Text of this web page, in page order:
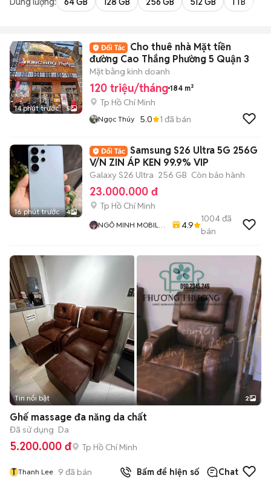
14 phút trước 5
Cho thuê nhà Mặt tiền
đường Cao Thắng Phường 5 Quận 3
Mặt bằng kinh doanh
120 triệu/tháng 184 m²
Tp Hồ Chí Minh
Ngọc Thúy 5.0 1 đã bán
16 phút trước 4
Samsung S26 Ultra 5G 256G
V/N ZIN ÁP KEN 99.9% VIP
Galaxy S26 Ultra 256 GB Còn bảo hành
23.000.000 đ
Tp Hồ Chí Minh
NGÔ MINH MOBILE
4.9
1004đã
bán
Tin nổi bật 2
Ghế massage đa năng da chất
Đã sử dụng Da
5.200.000 đ Tp Hồ Chí Minh
T Thanh Lee 9 đã bán Bấm để hiện số Chat